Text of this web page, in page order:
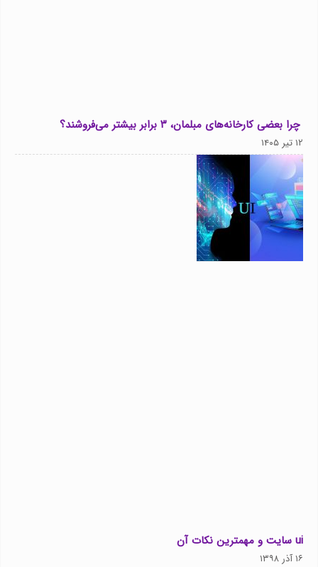
چرا بعضی کارخانه‌های مبلمان، ۳ برابر بیشتر می‌فروشند؟
۱۲ تیر ۱۴۰۵
ui سایت و مهمترین نکات آن
۱۶ آذر ۱۳۹۸